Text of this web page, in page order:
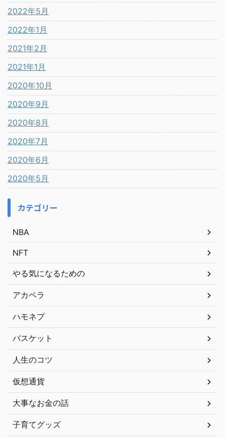
2022年5月
2022年1月
2021年2月
2021年1月
2020年10月
2020年9月
2020年8月
2020年7月
2020年6月
2020年5月
カテゴリー
NBA
NFT
やる気になるための
アカペラ
ハモネプ
バスケット
人生のコツ
仮想通貨
大事なお金の話
子育てグッズ